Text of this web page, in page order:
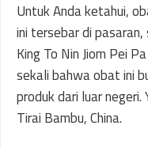
Untuk Anda ketahui,
ini tersebar di
King To Nin Jiom Pei
sekali bahwa obat ini
produk dari luar
Tirai Bambu, China.